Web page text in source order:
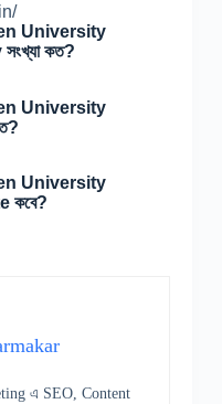
University
কত?
University
University
কবে?
এ SEO, Content